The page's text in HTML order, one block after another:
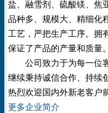
盐、融雪剂、硫酸镁、焦
品种多、规模大、精细化
工艺，严把生产工序。拥
保证了产品的产量和质量。
公司致力于为每一位客
继续秉持诚信合作、持续
热烈欢迎国内外新老客户
更多企业简介